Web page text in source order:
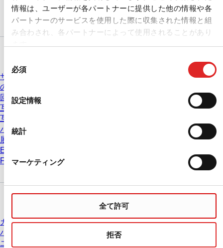
情報は、ユーザーが各パートナーに提供した他の情報や各
パートナーのサービスを使用した際に収集された情報と組
み合わされ、各パートナーによって使用されることがあり
の
選
択
必須
設定情報
統計
マーケティング
全て許可
拒否
サービス
サービス & サポート
の推奨遠心分離条件は
回転速度の相互変換
互換表 PCRプレート
互換表 ピペットチップ
バッチ証明書
展示会 & 学会
Eラーニング
FAQ
ダウンロードセンター
カタログ
パンフレット
ユーザー情報